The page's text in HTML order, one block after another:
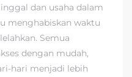
dan usaha dalam
menghabiskan waktu
Semua
dengan mudah,
hari menjadi lebih